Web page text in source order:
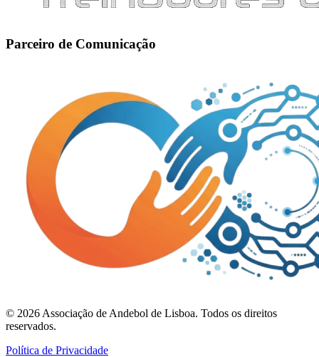
Parceiro de Comunicação
© 2026 Associação de Andebol de Lisboa. Todos os direitos
reservados.
Política de Privacidade